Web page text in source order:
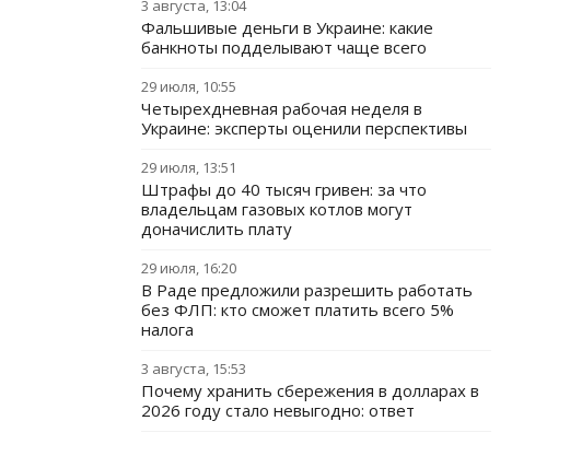
3 августа, 13:04
Фальшивые деньги в Украине: какие
банкноты подделывают чаще всего
29 июля, 10:55
Четырехдневная рабочая неделя в
Украине: эксперты оценили перспективы
29 июля, 13:51
Штрафы до 40 тысяч гривен: за что
владельцам газовых котлов могут
доначислить плату
29 июля, 16:20
В Раде предложили разрешить работать
без ФЛП: кто сможет платить всего 5%
налога
3 августа, 15:53
Почему хранить сбережения в долларах в
2026 году стало невыгодно: ответ